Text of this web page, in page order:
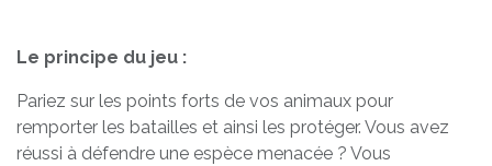
Le principe du jeu :
Pariez sur les points forts de vos animaux pour
remporter les batailles et ainsi les protéger. Vous avez
réussi à défendre une espèce menacée ? Vous